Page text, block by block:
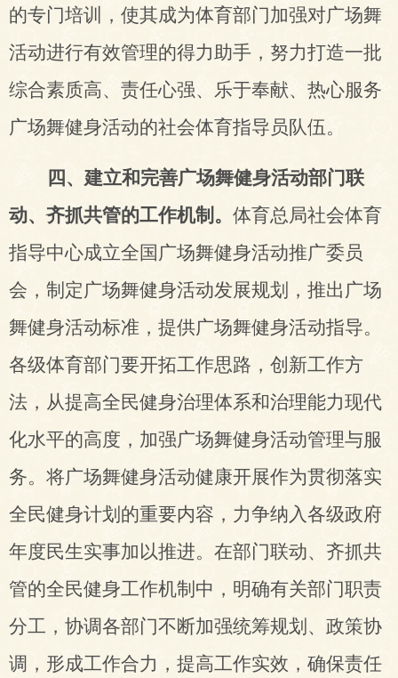
的专门培训，使其成为体育部门加强对广场舞
活动进行有效管理的得力助手，努力打造一批
综合素质高、责任心强、乐于奉献、热心服务
广场舞健身活动的社会体育指导员队伍。
四、建立和完善广场舞健身活动部门联
动、齐抓共管的工作机制。 体育总局社会体育
指导中心成立全国广场舞健身活动推广委员
会，制定广场舞健身活动发展规划，推出广场
舞健身活动标准，提供广场舞健身活动指导。
各级体育部门要开拓工作思路，创新工作方
法，从提高全民健身治理体系和治理能力现代
化水平的高度，加强广场舞健身活动管理与服
务。将广场舞健身活动健康开展作为贯彻落实
全民健身计划的重要内容，力争纳入各级政府
年度民生实事加以推进。在部门联动、齐抓共
管的全民健身工作机制中，明确有关部门职责
分工，协调各部门不断加强统筹规划、政策协
调，形成工作合力，提高工作实效，确保责任